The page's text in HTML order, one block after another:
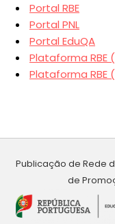
Portal RBE
Portal PNL
Portal EduQA
Plataforma
Plataforma RBE
Publicação de Rede
de